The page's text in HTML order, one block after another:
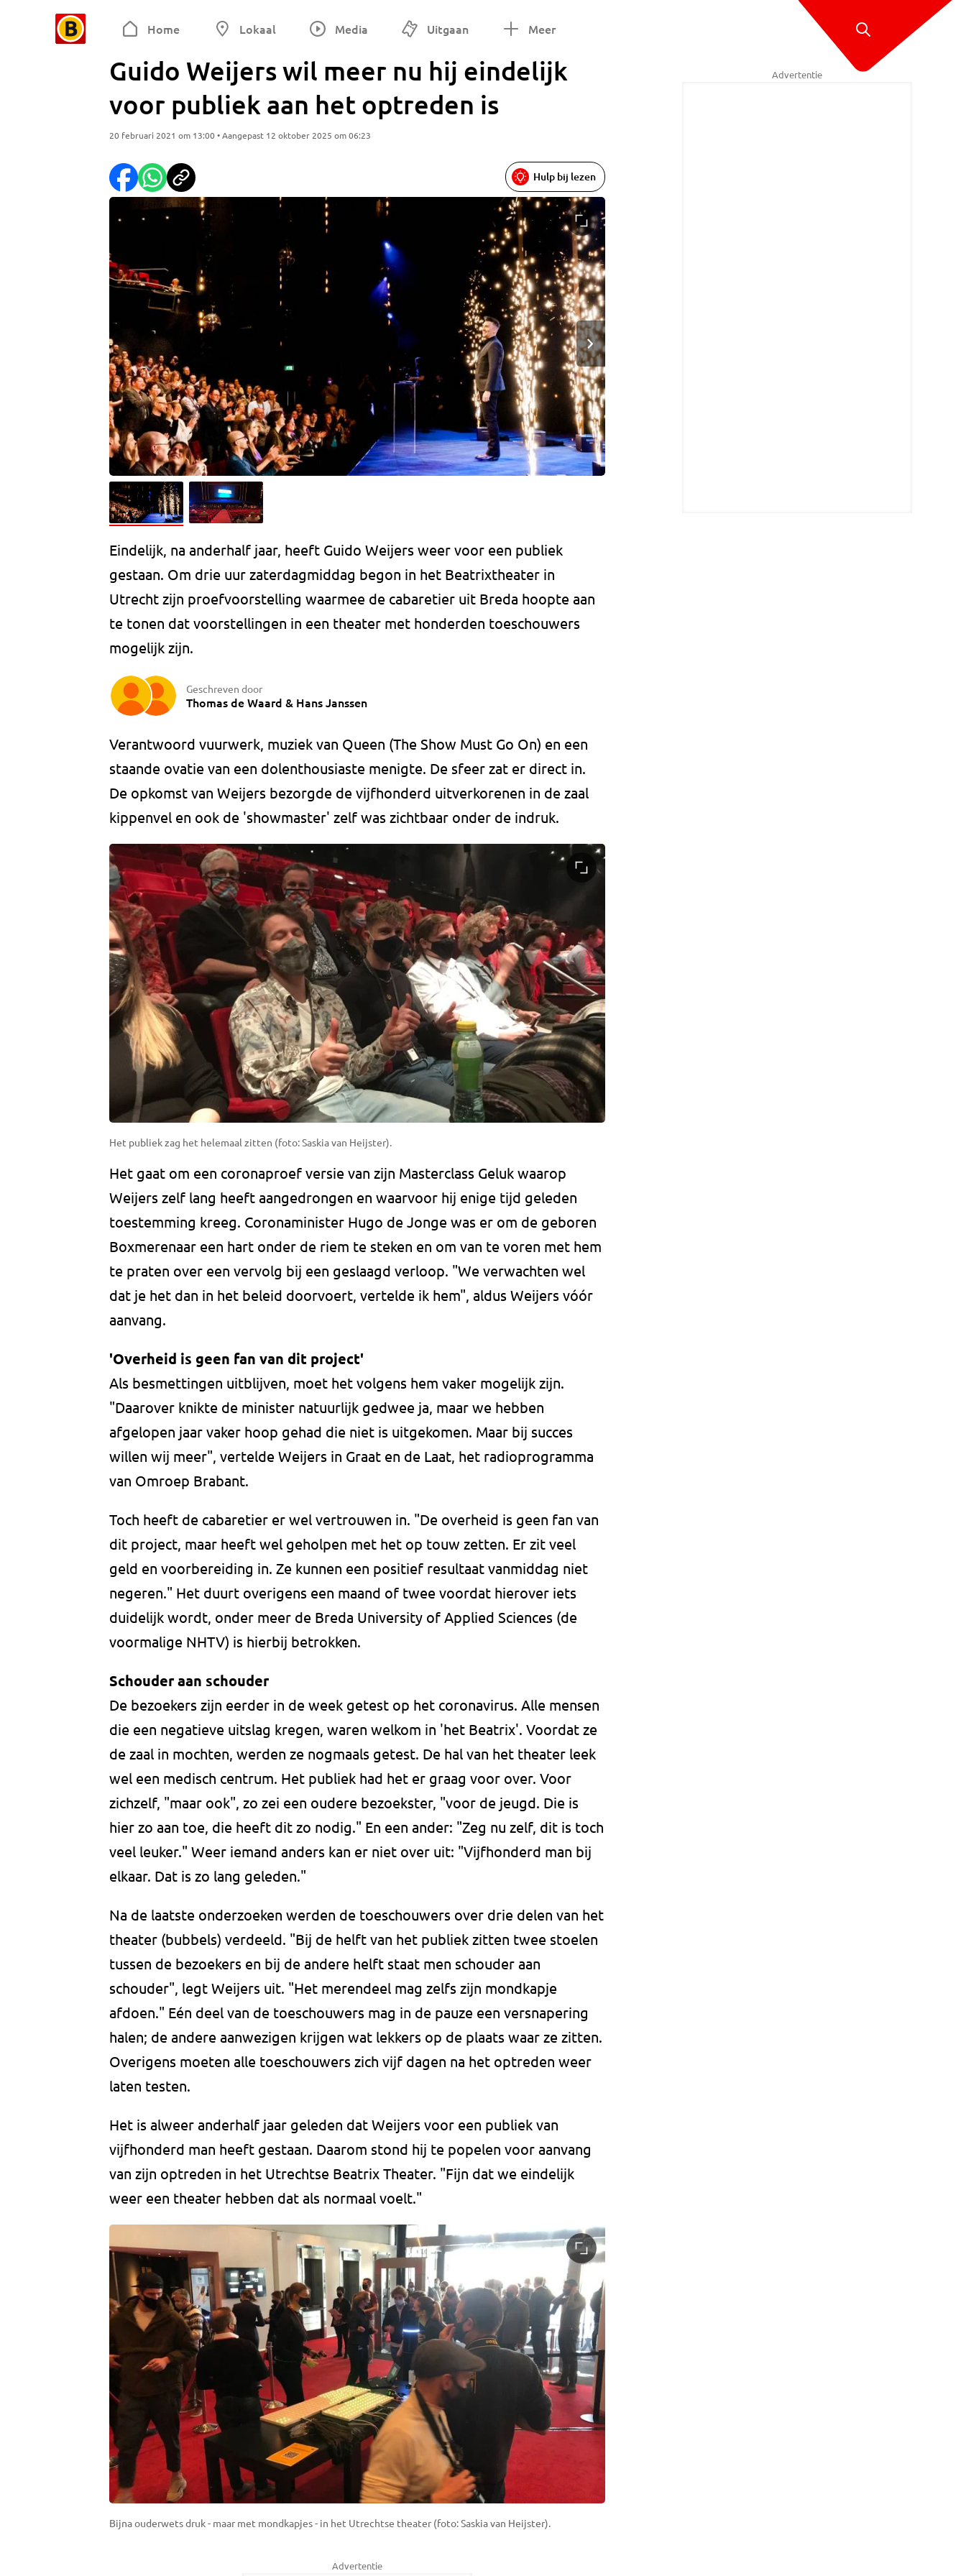
Home Lokaal Media Uitgaan Meer
Guido Weijers wil meer nu hij eindelijk
voor publiek aan het optreden is
20 februari 2021 om 13:00 • Aangepast 12 oktober 2025 om 06:23
Guido Weijers, hartstochtelijk toegejuicht (foto: ANP).
Hulp bij lezen
Eindelijk, na anderhalf jaar, heeft Guido Weijers weer voor een publiek
gestaan. Om drie uur zaterdagmiddag begon in het Beatrixtheater in
Utrecht zijn proefvoorstelling waarmee de cabaretier uit Breda hoopte aan
te tonen dat voorstellingen in een theater met honderden toeschouwers
mogelijk zijn.
Geschreven door
Thomas de Waard & Hans Janssen
Verantwoord vuurwerk, muziek van Queen (The Show Must Go On) en een
staande ovatie van een dolenthousiaste menigte. De sfeer zat er direct in.
De opkomst van Weijers bezorgde de vijfhonderd uitverkorenen in de zaal
kippenvel en ook de 'showmaster' zelf was zichtbaar onder de indruk.
Het publiek zag het helemaal zitten (foto: Saskia van Heijster).
Het gaat om een coronaproef versie van zijn Masterclass Geluk waarop
Weijers zelf lang heeft aangedrongen en waarvoor hij enige tijd geleden
toestemming kreeg. Coronaminister Hugo de Jonge was er om de geboren
Boxmerenaar een hart onder de riem te steken en om van te voren met hem
te praten over een vervolg bij een geslaagd verloop. "We verwachten wel
dat je het dan in het beleid doorvoert, vertelde ik hem", aldus Weijers vóór
aanvang.
'Overheid is geen fan van dit project'
Als besmettingen uitblijven, moet het volgens hem vaker mogelijk zijn.
"Daarover knikte de minister natuurlijk gedwee ja, maar we hebben
afgelopen jaar vaker hoop gehad die niet is uitgekomen. Maar bij succes
willen wij meer", vertelde Weijers in Graat en de Laat, het radioprogramma
van Omroep Brabant.
Toch heeft de cabaretier er wel vertrouwen in. "De overheid is geen fan van
dit project, maar heeft wel geholpen met het op touw zetten. Er zit veel
geld en voorbereiding in. Ze kunnen een positief resultaat vanmiddag niet
negeren." Het duurt overigens een maand of twee voordat hierover iets
duidelijk wordt, onder meer de Breda University of Applied Sciences (de
voormalige NHTV) is hierbij betrokken.
Schouder aan schouder
De bezoekers zijn eerder in de week getest op het coronavirus. Alle mensen
die een negatieve uitslag kregen, waren welkom in 'het Beatrix'. Voordat ze
de zaal in mochten, werden ze nogmaals getest. De hal van het theater leek
wel een medisch centrum. Het publiek had het er graag voor over. Voor
zichzelf, "maar ook", zo zei een oudere bezoekster, "voor de jeugd. Die is
hier zo aan toe, die heeft dit zo nodig." En een ander: "Zeg nu zelf, dit is toch
veel leuker." Weer iemand anders kan er niet over uit: "Vijfhonderd man bij
elkaar. Dat is zo lang geleden."
Na de laatste onderzoeken werden de toeschouwers over drie delen van het
theater (bubbels) verdeeld. "Bij de helft van het publiek zitten twee stoelen
tussen de bezoekers en bij de andere helft staat men schouder aan
schouder", legt Weijers uit. "Het merendeel mag zelfs zijn mondkapje
afdoen." Eén deel van de toeschouwers mag in de pauze een versnapering
halen; de andere aanwezigen krijgen wat lekkers op de plaats waar ze zitten.
Overigens moeten alle toeschouwers zich vijf dagen na het optreden weer
laten testen.
Het is alweer anderhalf jaar geleden dat Weijers voor een publiek van
vijfhonderd man heeft gestaan. Daarom stond hij te popelen voor aanvang
van zijn optreden in het Utrechtse Beatrix Theater. "Fijn dat we eindelijk
weer een theater hebben dat als normaal voelt."
Bijna ouderwets druk - maar met mondkapjes - in het Utrechtse theater (foto: Saskia van Heijster).
Advertentie
Advertentie